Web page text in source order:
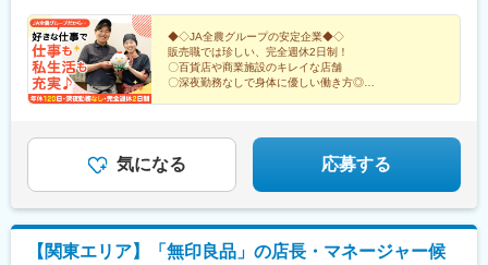
区押上1-1-2 東京スカイツリータウン 東京ソラマチ 2F◆二子玉川
東急フードショー店東京都世田谷区玉川2-21-1 二子玉川東急フー
ドショー B1F …など
駅、北品川駅、代官山駅、神泉駅、新宿駅(東京メトロ)、とうきょ
うスカイツリー駅、二子新地駅、亀戸水神駅、新丸子駅、新高島
駅、川越市駅、京成船橋駅、大手モール駅、日本橋駅(東京都)、高
輪ゲートウェイ駅、新宿西口駅、本所吾妻橋駅、西大島駅、向河
原駅、神奈川駅、川越駅、東海神駅、中町駅
◆◇JA全農グループの安定企業◆◇
販売職では珍しい、完全週休2日制！
〇百貨店や商業施設のキレイな店舗
〇深夜勤務なしで身体に優しい働き方◎
気になる 応募する
【関東エリア】「無印良品」の店長・マネージャー候